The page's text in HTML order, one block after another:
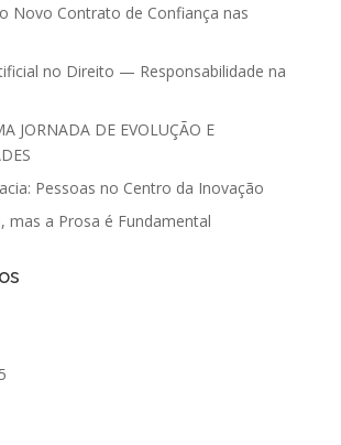
Novo Contrato de Confiança nas
no Direito — Responsabilidade na
JORNADA DE EVOLUÇÃO E
Pessoas no Centro da Inovação
mas a Prosa é Fundamental